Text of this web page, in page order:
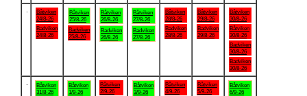
Båtviken
24/8-26
Badviken
24/8-26
Båtviken
25/8-26
Badviken
25/8-26
Båtviken
26/8-26
Badviken
26/8-26
Båtviken
27/8-26
Badviken
27/8-26
Båtviken
28/8-26
Badviken
28/8-26
Båtviken
29/8-26
Badviken
29/8-26
Båtviken
30/8-26
Båtviken
30/8-26
Badviken
30/8-26
Badviken
30/8-26
Båtviken
31/8-26
Båtviken
1/9-26
Båtviken
2/9-26
Båtviken
3/9-26
Båtviken
4/9-26
Båtviken
5/9-26
Båtviken
6/9-26